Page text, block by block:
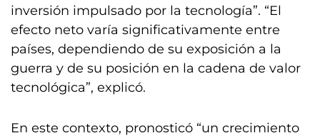
inversión impulsado por la tecnología”. “El
efecto neto varía significativamente entre
países, dependiendo de su exposición a la
guerra y de su posición en la cadena de valor
tecnológica”, explicó.
En este contexto, pronosticó “un crecimiento